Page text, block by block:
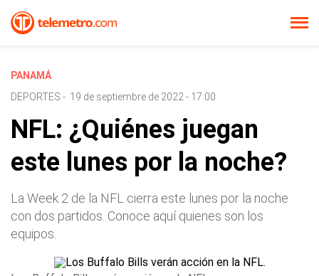
PANAMÁ
DEPORTES - 19 de septiembre de 2022 - 17:00
NFL: ¿Quiénes juegan
este lunes por la noche?
La Week 2 de la NFL cierra este lunes por la noche
con dos partidos. Conoce aquí quienes son los
equipos.